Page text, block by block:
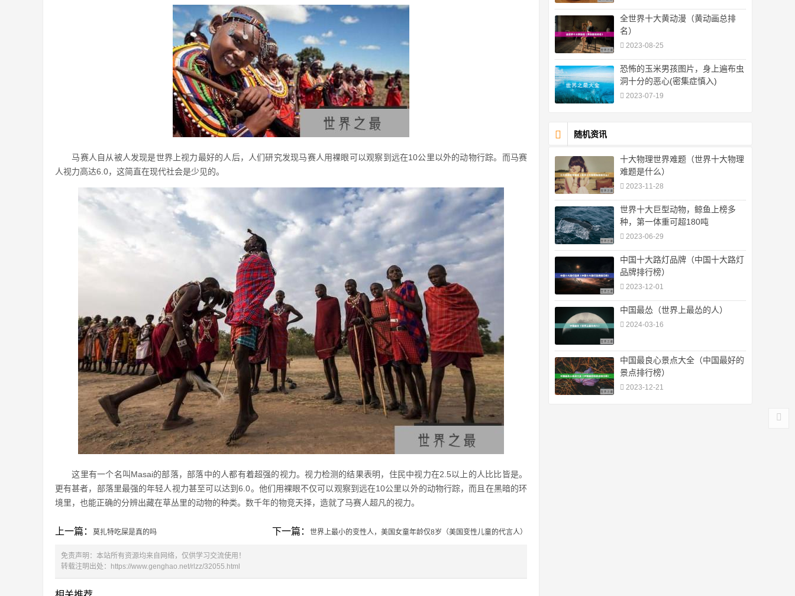
马赛人自从被人发现是世界上视力最好的人后，人们研究发现马赛人用裸眼可以观察到远在10公里以外的动物行踪。而马赛
人视力高达6.0，这简直在现代社会是少见的。
这里有一个名叫Masai的部落，部落中的人都有着超强的视力。视力检测的结果表明，住民中视力在2.5以上的人比比皆是。
更有甚者，部落里最强的年轻人视力甚至可以达到6.0。他们用裸眼不仅可以观察到远在10公里以外的动物行踪，而且在黑暗的环
境里，也能正确的分辨出藏在草丛里的动物的种类。数千年的物竞天择，造就了马赛人超凡的视力。
上一篇： 莫扎特吃屎是真的吗 下一篇： 世界上最小的变性人，美国女童年龄仅8岁（美国变性儿童的代言人）
免责声明：本站所有资源均来自网络，仅供学习交流使用！
转载注明出处：
https://www.genghao.net/rlzz/32055.html
全世界十大黄动漫（黄动画总排
名）
2023-08-25
恐怖的玉米男孩图片，身上遍布虫
洞十分的恶心(密集症慎入)
2023-07-19
随机资讯
十大物理世界难题（世界十大物理
难题是什么）
2023-11-28
世界十大巨型动物，鲸鱼上榜多
种，第一体重可超180吨
2023-06-29
中国十大路灯品牌（中国十大路灯
品牌排行榜）
2023-12-01
中国最怂（世界上最怂的人）
2024-03-16
中国最良心景点大全（中国最好的
景点排行榜）
2023-12-21